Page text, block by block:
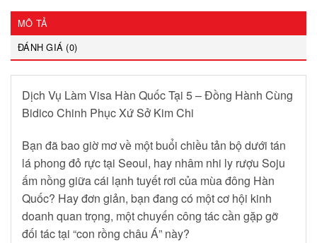
MÔ TẢ
ĐÁNH GIÁ (0)
Dịch Vụ Làm Visa Hàn Quốc Tại 5 – Đồng Hành Cùng
Bidico Chinh Phục Xứ Sở Kim Chi
Bạn đã bao giờ mơ về một buổi chiều tản bộ dưới tán
lá phong đỏ rực tại Seoul, hay nhâm nhi ly rượu Soju
ấm nồng giữa cái lạnh tuyết rơi của mùa đông Hàn
Quốc? Hay đơn giản, bạn đang có một cơ hội kinh
doanh quan trọng, một chuyến công tác cần gặp gỡ
đối tác tại “con rồng châu Á” này?